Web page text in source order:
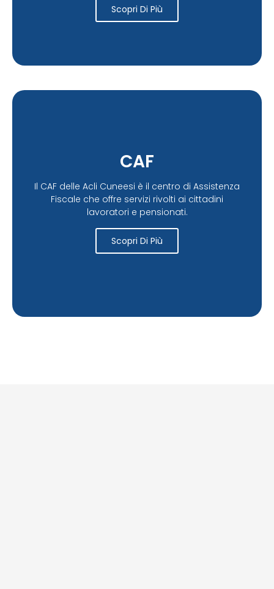
Scopri Di Più
CAF
Il CAF delle Acli Cuneesi è il centro di Assistenza
Fiscale che offre servizi rivolti ai cittadini
lavoratori e pensionati.
Scopri Di Più